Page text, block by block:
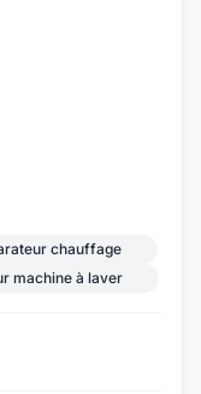
chauffage
machine à laver